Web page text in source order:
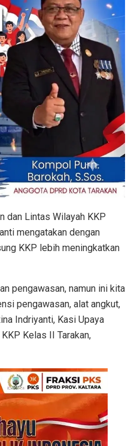
dan Lintas Wilayah KKP
mengatakan dengan
KKP lebih meningkatkan
pengawasan, namun ini kita
pengawasan, alat angkut,
Indriyanti, Kasi Upaya
Kelas II Tarakan,